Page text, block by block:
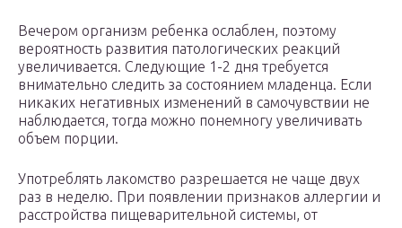
Вечером организм ребенка ослаблен, поэтому
вероятность развития патологических реакций
увеличивается. Следующие 1-2 дня требуется
внимательно следить за состоянием младенца. Если
никаких негативных изменений в самочувствии не
наблюдается, тогда можно понемногу увеличивать
объем порции.
Употреблять лакомство разрешается не чаще двух
раз в неделю. При появлении признаков аллергии и
расстройства пищеварительной системы, от